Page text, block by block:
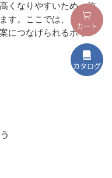
くなりやすいため、施
す。ここでは、コスト
につなげられるポイン
カート
カタログ